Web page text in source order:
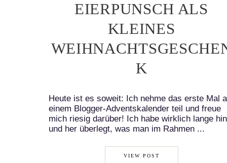
EIERPUNSCH ALS
KLEINES
K
Heute ist es soweit: Ich nehme das erste Mal
einem Blogger-Adventskalender teil und freue
mich riesig darüber! Ich habe wirklich lange hin
und her überlegt, was man im Rahmen ...
VIEW POST